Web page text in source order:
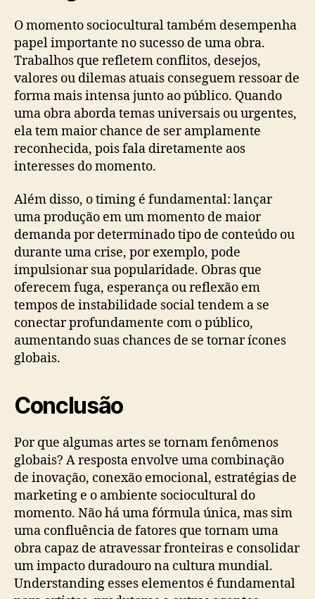
O momento sociocultural também desempenha
papel importante no sucesso de uma obra.
Trabalhos que refletem conflitos, desejos,
valores ou dilemas atuais conseguem ressoar de
forma mais intensa junto ao público. Quando
uma obra aborda temas universais ou urgentes,
ela tem maior chance de ser amplamente
reconhecida, pois fala diretamente aos
interesses do momento.
Além disso, o timing é fundamental: lançar
uma produção em um momento de maior
demanda por determinado tipo de conteúdo ou
durante uma crise, por exemplo, pode
impulsionar sua popularidade. Obras que
oferecem fuga, esperança ou reflexão em
tempos de instabilidade social tendem a se
conectar profundamente com o público,
aumentando suas chances de se tornar ícones
globais.
Conclusão
Por que algumas artes se tornam fenômenos
globais? A resposta envolve uma combinação
de inovação, conexão emocional, estratégias de
marketing e o ambiente sociocultural do
momento. Não há uma fórmula única, mas sim
uma confluência de fatores que tornam uma
obra capaz de atravessar fronteiras e consolidar
um impacto duradouro na cultura mundial.
Understanding esses elementos é fundamental